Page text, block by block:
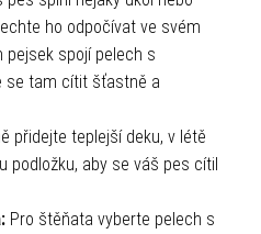
ho odpočívat ve svém
pejsek spojí pelech s
se tam cítit šťastně a
přidejte teplejší deku, v létě
podložku, aby se váš pes cítil
Pro štěňata vyberte pelech s